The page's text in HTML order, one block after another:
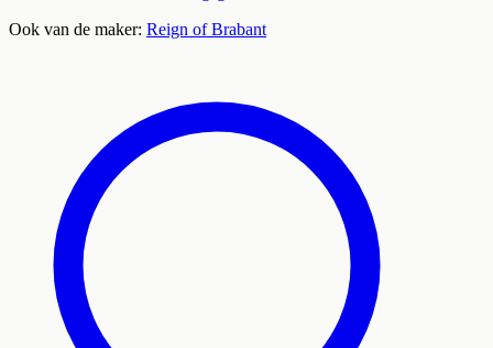
Ook van de maker: Reign of Brabant